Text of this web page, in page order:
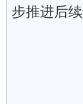
步推进后